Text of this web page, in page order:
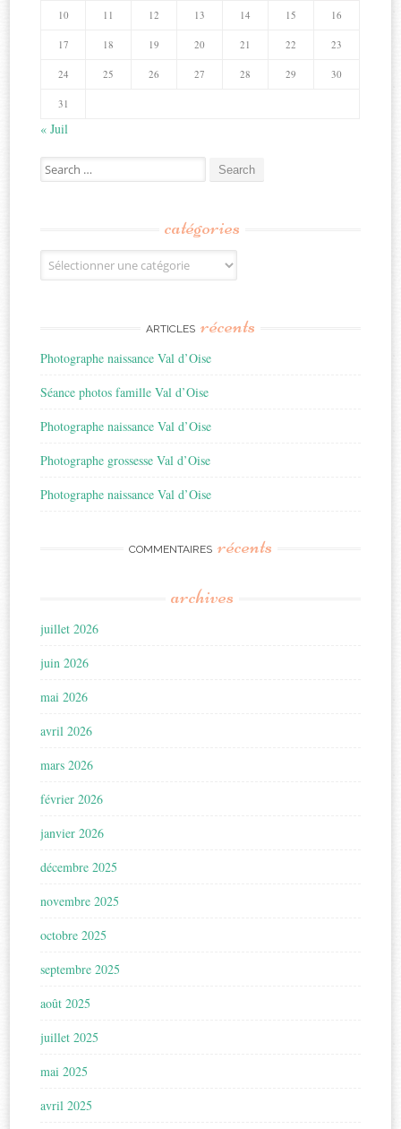
10 11 12 13 14 15 16
17 18 19 20 21 22 23
24 25 26 27 28 29 30
31
« Juil
Search
for:
catégories
Catégories
ARTICLES récents
Photographe naissance Val d’Oise
Séance photos famille Val d’Oise
Photographe naissance Val d’Oise
Photographe grossesse Val d’Oise
Photographe naissance Val d’Oise
COMMENTAIRES récents
archives
juillet 2026
juin 2026
mai 2026
avril 2026
mars 2026
février 2026
janvier 2026
décembre 2025
novembre 2025
octobre 2025
septembre 2025
août 2025
juillet 2025
mai 2025
avril 2025